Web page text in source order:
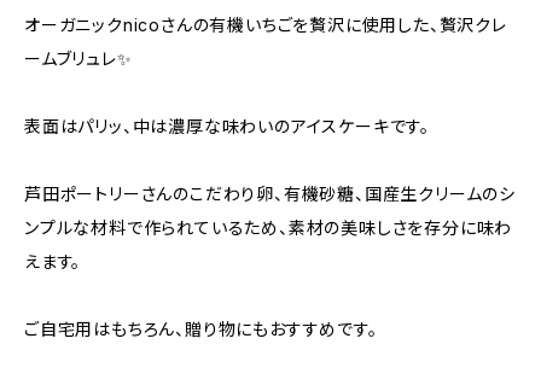
オーガニックnicoさんの有機いちごを贅沢に使用した、贅沢クレ
ームブリュレ✨
表面はパリッ、中は濃厚な味わいのアイスケーキです。
芦田ポートリーさんのこだわり卵、有機砂糖、国産生クリームのシ
ンプルな材料で作られているため、素材の美味しさを存分に味わ
えます。
ご自宅用はもちろん、贈り物にもおすすめです。